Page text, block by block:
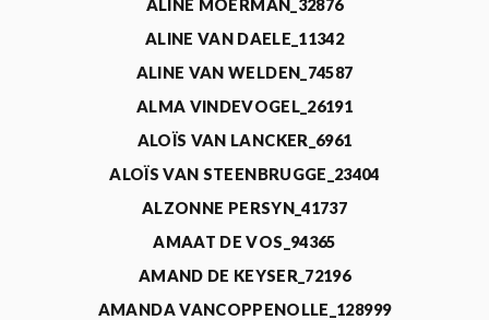
ALINE MOERMAN_32876
ALINE VAN DAELE_11342
ALINE VAN WELDEN_74587
ALMA VINDEVOGEL_26191
ALOÏS VAN LANCKER_6961
ALOÏS VAN STEENBRUGGE_23404
ALZONNE PERSYN_41737
AMAAT DE VOS_94365
AMAND DE KEYSER_72196
AMANDA VANCOPPENOLLE_128999